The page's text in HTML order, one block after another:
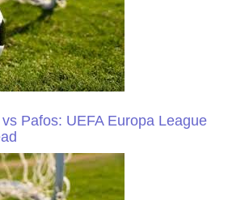
Pafos: UEFA Europa League